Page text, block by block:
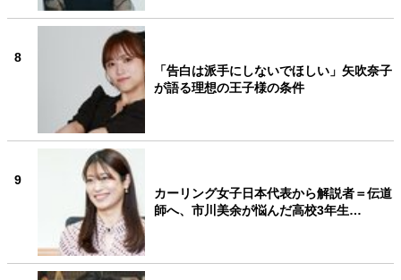
8
「告白は派手にしないでほしい」矢吹奈子
が語る理想の王子様の条件
9
カーリング女子日本代表から解説者＝伝道
師へ、市川美余が悩んだ高校3年生…